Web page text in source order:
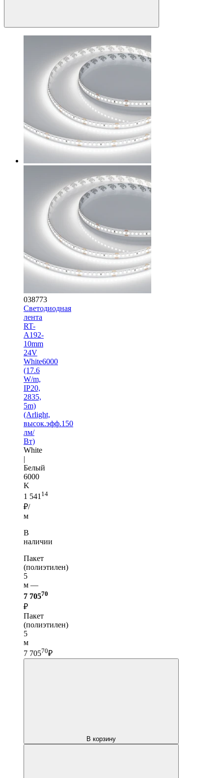
038773
Светодиодная
лента
RT-
A192-
10mm
24V
White6000
(17.6
W/m,
IP20,
2835,
5m)
(Arlight,
высок.эфф.150
лм/
Вт)
White
|
Белый
6000
K
1 541 14
₽/
м
В
наличии
Пакет
(полиэтилен)
5
м —
7 70570
₽
Пакет
(полиэтилен)
5
м
7 70570₽
В корзину